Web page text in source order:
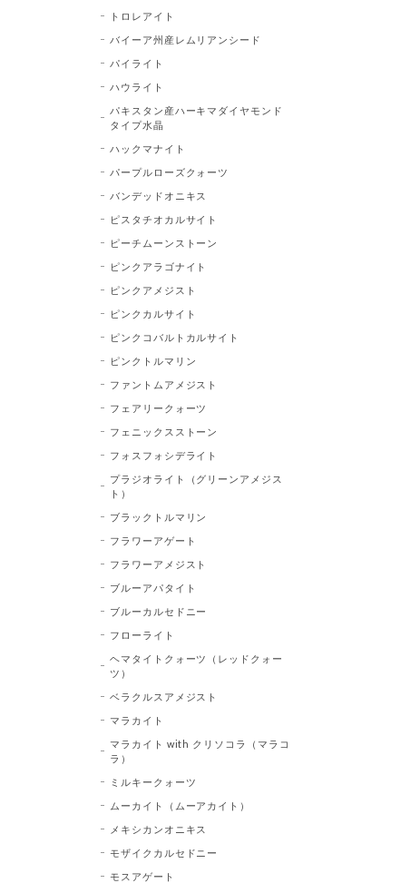
トロレアイト
バイーア州産レムリアンシード
パイライト
ハウライト
パキスタン産ハーキマダイヤモンド
タイプ水晶
ハックマナイト
パープルローズクォーツ
バンデッドオニキス
ピスタチオカルサイト
ピーチムーンストーン
ピンクアラゴナイト
ピンクアメジスト
ピンクカルサイト
ピンクコバルトカルサイト
ピンクトルマリン
ファントムアメジスト
フェアリークォーツ
フェニックスストーン
フォスフォシデライト
プラジオライト（グリーンアメジス
ト）
ブラックトルマリン
フラワーアゲート
フラワーアメジスト
ブルーアパタイト
ブルーカルセドニー
フローライト
ヘマタイトクォーツ（レッドクォー
ツ）
ベラクルスアメジスト
マラカイト
マラカイト with クリソコラ（マラコ
ラ）
ミルキークォーツ
ムーカイト（ムーアカイト）
メキシカンオニキス
モザイクカルセドニー
モスアゲート